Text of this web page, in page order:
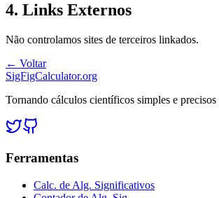
4. Links Externos
Não controlamos sites de terceiros linkados.
← Voltar
SigFigCalculator.org
Tornando cálculos científicos simples e
Ferramentas
Calc. de Alg. Significativos